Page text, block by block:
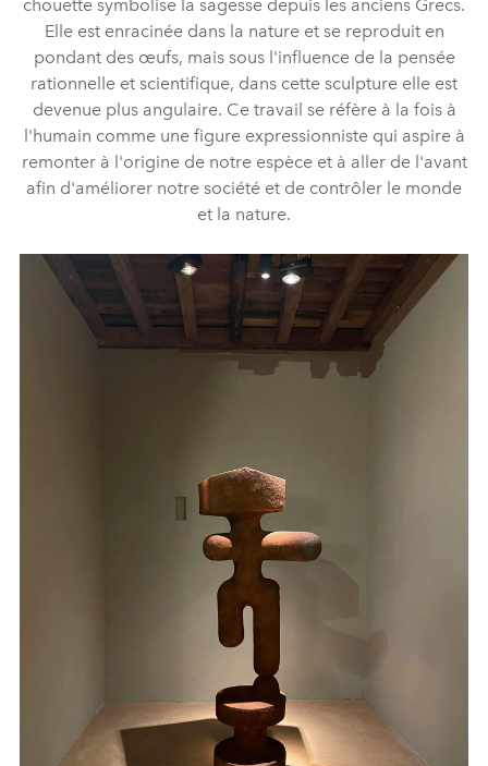
chouette symbolise la sagesse depuis les anciens Grecs.
Elle est enracinée dans la nature et se reproduit en
pondant des œufs, mais sous l'influence de la pensée
rationnelle et scientifique, dans cette sculpture elle est
devenue plus angulaire. Ce travail se réfère à la fois à
l'humain comme une figure expressionniste qui aspire à
remonter à l'origine de notre espèce et à aller de l'avant
afin d'améliorer notre société et de contrôler le monde
et la nature.